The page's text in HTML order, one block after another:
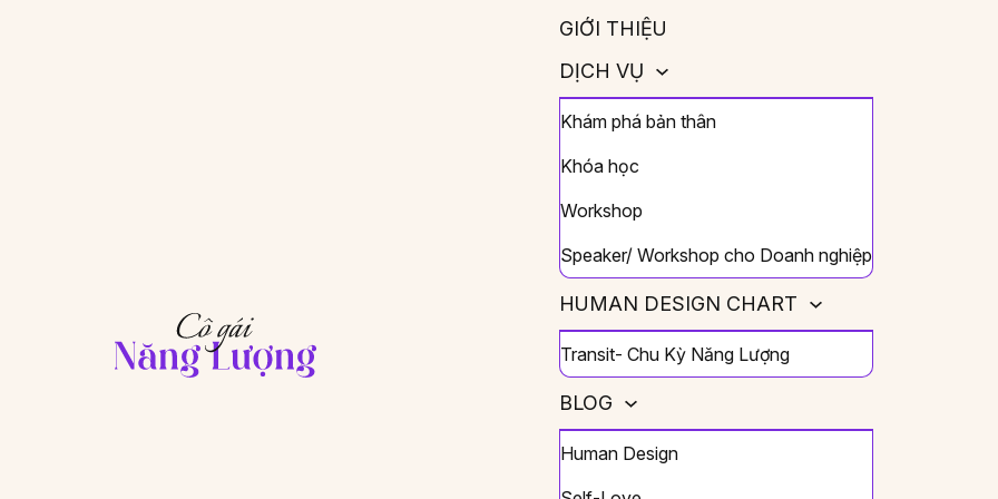
GIỚI THIỆU
DỊCH VỤ
Khám phá bản thân
Khóa học
Workshop
Speaker/ Workshop cho Doanh nghiệp
HUMAN DESIGN CHART
Transit- Chu Kỳ Năng Lượng
BLOG
Human Design